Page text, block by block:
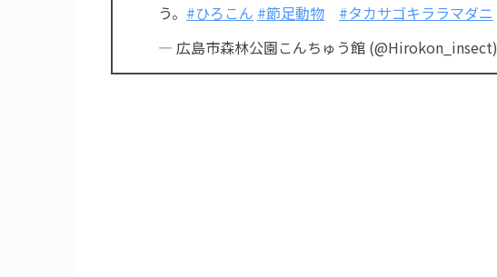
う。 #ひろこん #節足動物 #タカサゴキララマダニ
— 広島市森林公園こんちゅう館 (@Hirokon_insect)